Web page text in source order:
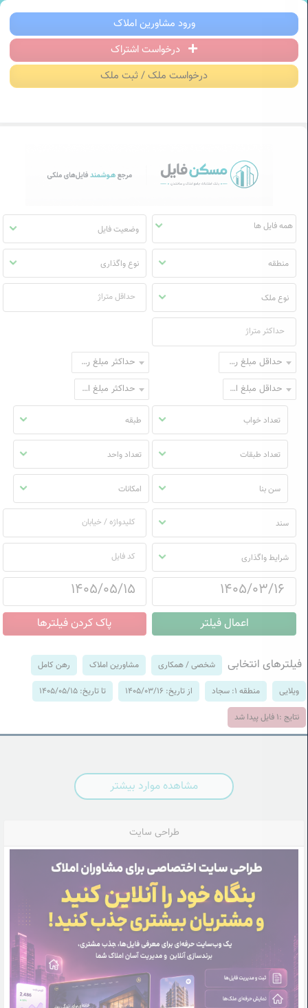
مسکن فایل | خرید، فروش، رهن و اجاره
ورود مشاورین املاک
درخواست اشتراک
درخواست ملک / ثبت ملک
مسکن
فایل
وضعیت فایل
منطقه نوع واگذاری
نوع ملک
حداقل مبلغ رهن
حداکثر مبلغ رهن
حداقل مبلغ اجاره
حداکثر مبلغ اجاره
تعداد خواب طبقه
تعداد طبقات تعداد واحد
سن بنا امکانات
سند
شرایط واگذاری
فیلترهای انتخابی شخصی / همکاری مشاورین املاک رهن کامل
ویلایی منطقه 1: سجاد از تاریخ: 1405/03/16 تا تاریخ: 1405/05/15
نتایج :1 فایل پیدا شد
مشاهده موارد بیشتر
طراحی سایت